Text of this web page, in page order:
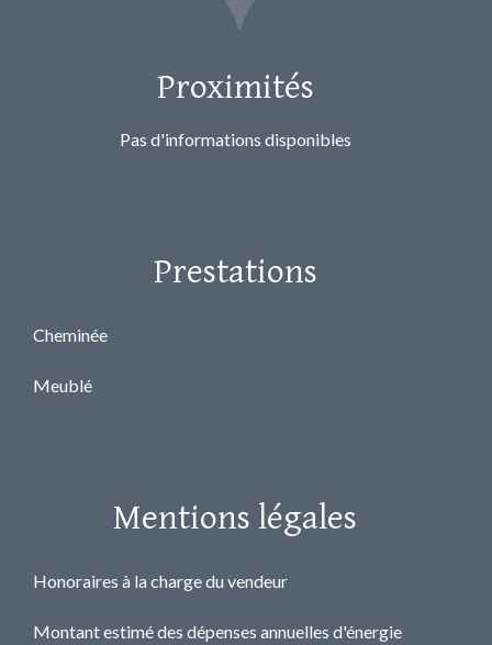
Proximités
Pas d'informations disponibles
Prestations
Cheminée
Meublé
Mentions légales
Honoraires à la charge du vendeur
Montant estimé des dépenses annuelles d'énergie